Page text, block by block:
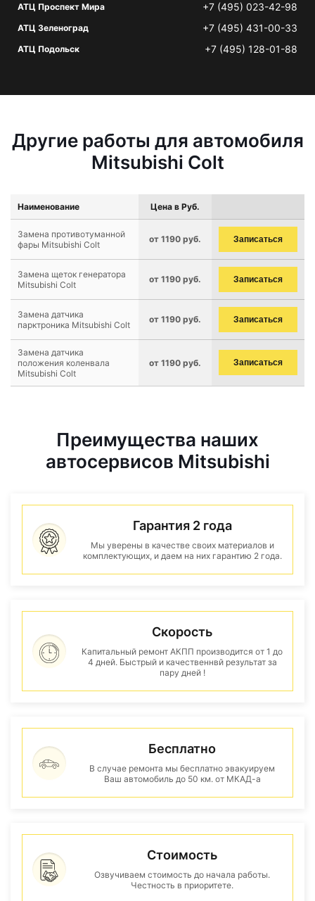
АТЦ Проспект Мира +7 (495) 023-42-98
АТЦ Зеленоград +7 (495) 431-00-33
АТЦ Подольск +7 (495) 128-01-88
Другие работы для автомобиля
Mitsubishi Colt
Наименование Цена в Руб.
Замена противотуманной
фары Mitsubishi Colt
от 1190 руб. Записаться
Замена щеток генератора
Mitsubishi Colt
от 1190 руб. Записаться
Замена датчика
парктроника Mitsubishi Colt
от 1190 руб. Записаться
Замена датчика
положения коленвала
Mitsubishi Colt
от 1190 руб. Записаться
Преимущества наших
автосервисов Mitsubishi
Гарантия 2 года
Мы уверены в качестве своих материалов и
комплектующих, и даем на них гарантию 2 года.
Скорость
Капитальный ремонт АКПП производится от 1 до
4 дней. Быстрый и качественнвй результат за
пару дней !
Бесплатно
В случае ремонта мы бесплатно эвакуируем
Ваш автомобиль до 50 км. от МКАД-а
Стоимость
Озвучиваем стоимость до начала работы.
Честность в приоритете.